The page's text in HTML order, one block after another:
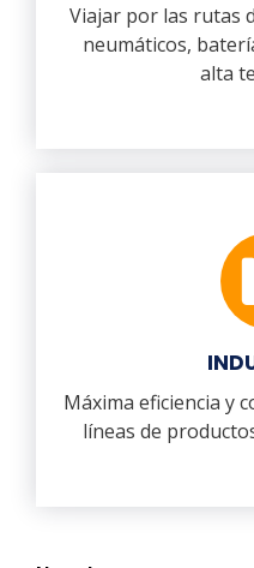
Viajar por las rutas
neumáticos,
alta
Máxima eficiencia y
líneas de